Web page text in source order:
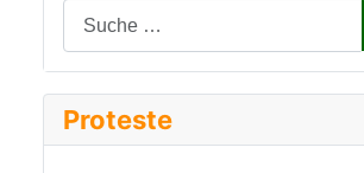
Proteste